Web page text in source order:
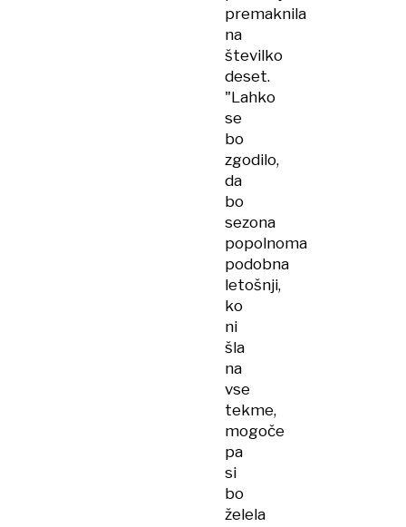
premaknila
na
številko
deset.
"Lahko
se
bo
zgodilo,
da
bo
sezona
popolnoma
podobna
letošnji,
ko
ni
šla
na
vse
tekme,
mogoče
pa
si
bo
želela